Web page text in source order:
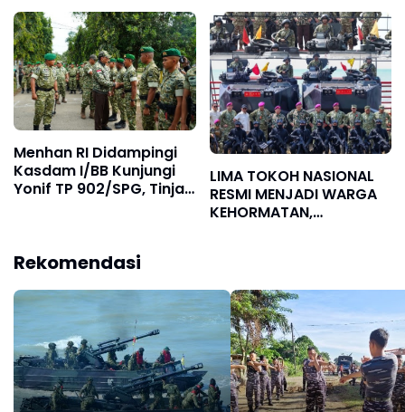
Hadirkan Harapan Baru
di Nias Utara
Menhan RI Didampingi
Kasdam I/BB Kunjungi
Yonif TP 902/SPG, Tinjau
LIMA TOKOH NASIONAL
RESMI MENJADI WARGA
KEHORMATAN,
Rekomendasi